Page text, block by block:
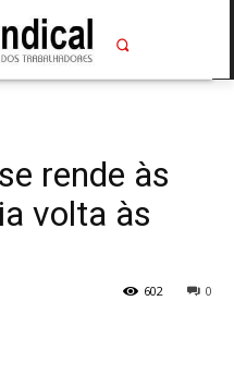
rende às
volta às
0
602